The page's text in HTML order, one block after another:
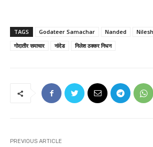
TAGS Godateer Samachar Nanded
गोदातीर समाचार
नांदेड निलेश ठक्कर निधन
PREVIOUS ARTICLE